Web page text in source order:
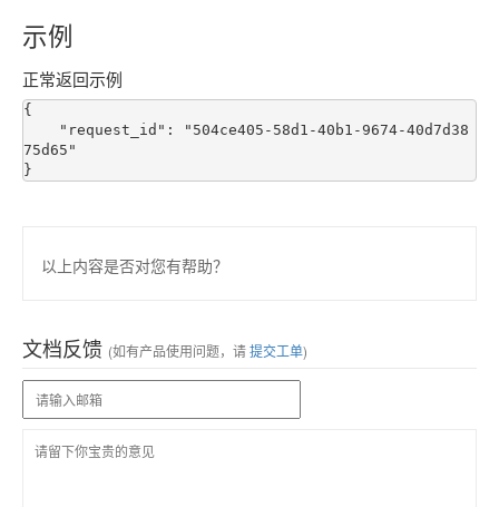
示例
正常返回示例
{
75d65"
以上内容是否对您有帮助？
文档反馈 (如有产品使用问题，请提交工单)